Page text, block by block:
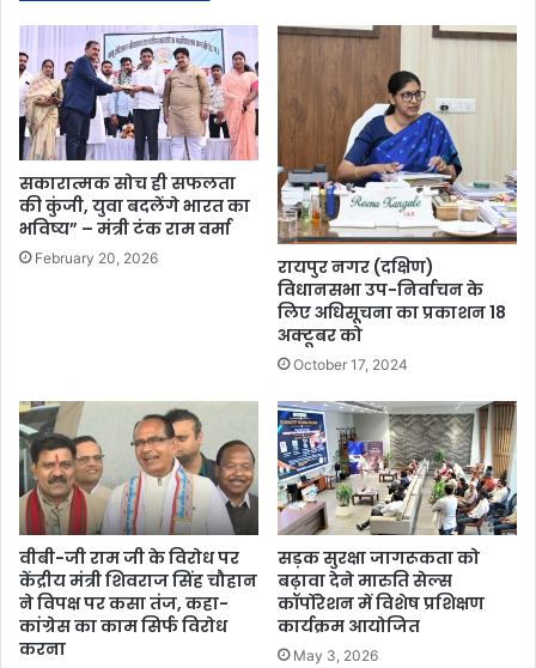
सकारात्मक सोच ही सफलता
की कुंजी, युवा बदलेंगे भारत का
भविष्य” – मंत्री टंक राम वर्मा
February 20, 2026
रायपुर नगर (दक्षिण)
विधानसभा उप-निर्वाचन के
लिए अधिसूचना का प्रकाशन 18
अक्टूबर को
October 17, 2024
वीबी-जी राम जी के विरोध पर
केंद्रीय मंत्री शिवराज सिंह चौहान
ने विपक्ष पर कसा तंज, कहा-
कांग्रेस का काम सिर्फ विरोध
करना
सड़क सुरक्षा जागरूकता को
बढ़ावा देने मारुति सेल्स
कॉर्पोरेशन में विशेष प्रशिक्षण
कार्यक्रम आयोजित
May 3, 2026